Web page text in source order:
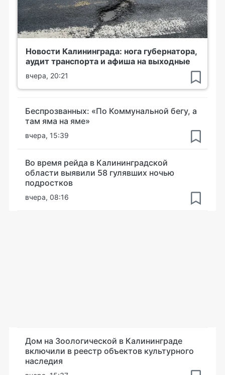
Новости Калининграда: нога губернатора,
аудит транспорта и афиша на выходные
вчера, 20:21
Беспрозванных: «По Коммунальной бегу, а
там яма на яме»
вчера, 15:39
Во время рейда в Калининградской
области выявили 58 гулявших ночью
подростков
вчера, 08:16
Дом на Зоологической в Калининграде
включили в реестр объектов культурного
наследия